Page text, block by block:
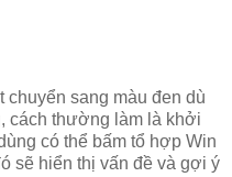
chuyển sang màu đen dù
cách thường làm là khởi
có thể bấm tổ hợp Win
sẽ hiển thị vấn đề và gợi ý